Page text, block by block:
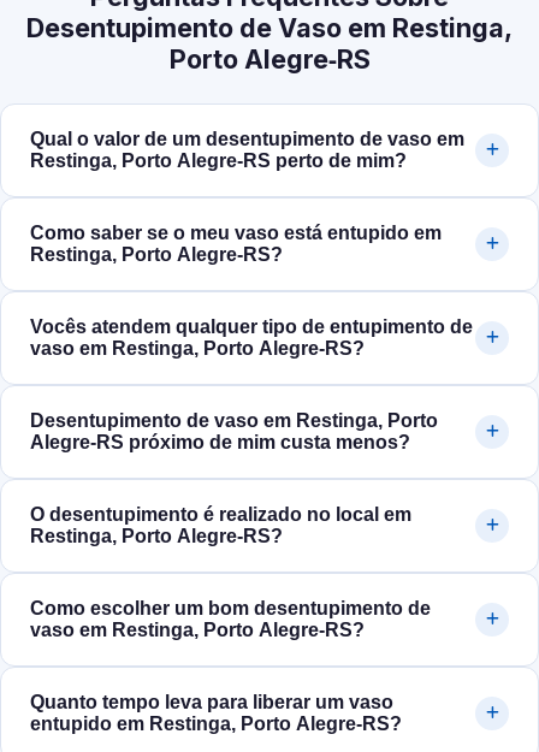
Desentupimento de Vaso em Restinga,
Porto Alegre‑RS
Qual o valor de um desentupimento de vaso em
Restinga, Porto Alegre‑RS perto de mim?
Como saber se o meu vaso está entupido em
Restinga, Porto Alegre‑RS?
Vocês atendem qualquer tipo de entupimento de
vaso em Restinga, Porto Alegre‑RS?
Desentupimento de vaso em Restinga, Porto
Alegre‑RS próximo de mim custa menos?
O desentupimento é realizado no local em
Restinga, Porto Alegre‑RS?
Como escolher um bom desentupimento de
vaso em Restinga, Porto Alegre‑RS?
Quanto tempo leva para liberar um vaso
entupido em Restinga, Porto Alegre‑RS?